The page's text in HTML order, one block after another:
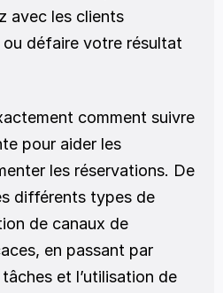
avec les clients
défaire votre résultat
comment suivre
pour aider les
les réservations. De
différents types de
de canaux de
en passant par
et l’utilisation de